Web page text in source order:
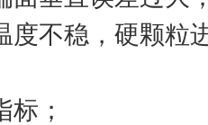
度不稳，硬颗粒
；